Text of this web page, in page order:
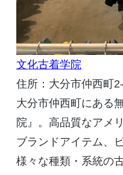
文化古着学院
住所：大分市仲西町
大分市仲西町にある
院』。高品質なアメ
ブランドアイテム、
様々な種類・系統の